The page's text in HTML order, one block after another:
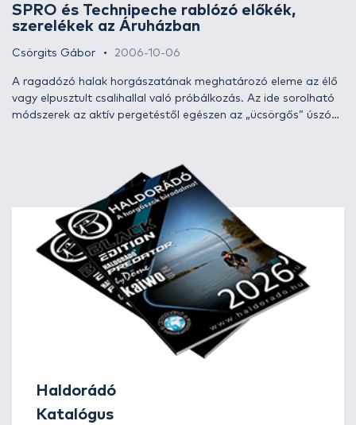
SPRO és Technipeche rablózó előkék,
szerelékek az Áruházban
Csörgits Gábor 2006-10-06
A ragadózó halak horgászatának meghatározó eleme az élő
vagy elpusztult csalihallal való próbálkozás. Az ide sorolható
módszerek az aktív pergetéstől egészen az „ücsörgős” úszós
hal (akár csuka) megfogását is biztosító előke- és
horogrendszernek kell lennie a szerelék végén. Az Áruház
bővülő kínálatából most ezeket a kiegészítőket mutatjuk be.
Haldorádó
Katalógus